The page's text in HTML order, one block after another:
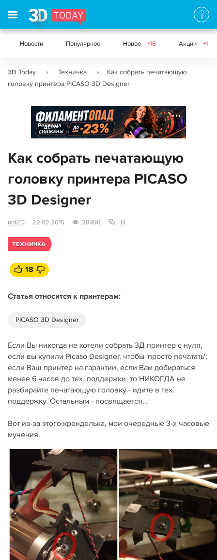
Новости Популярное Новое +16 Акции +1
3D Today Техничка
Как собрать печатающую
головку принтера PICASO 3D Designer
Реклама
Как собрать печатающую
головку принтера PICASO
3D Designer
not2D 22.02.2015 28496 14
ТЕХНИЧКА
18
Статья относится к принтерам:
PICASO 3D Designer
Если Вы никогда не хотели собрать 3Д принтер с нуля,
если вы купили Picaso Designer, чтобы 'просто печатать';
если Ваш принтер на гарантии, если Вам добираться
менее 6 часов до тех. поддержки, то НИКОГДА не
разбирайте печатающую головку - идите в тех.
поддержку. Остальным - посвящается...
Вот из-за этого кренделька, мои очередные 3-х часовые
мучения.